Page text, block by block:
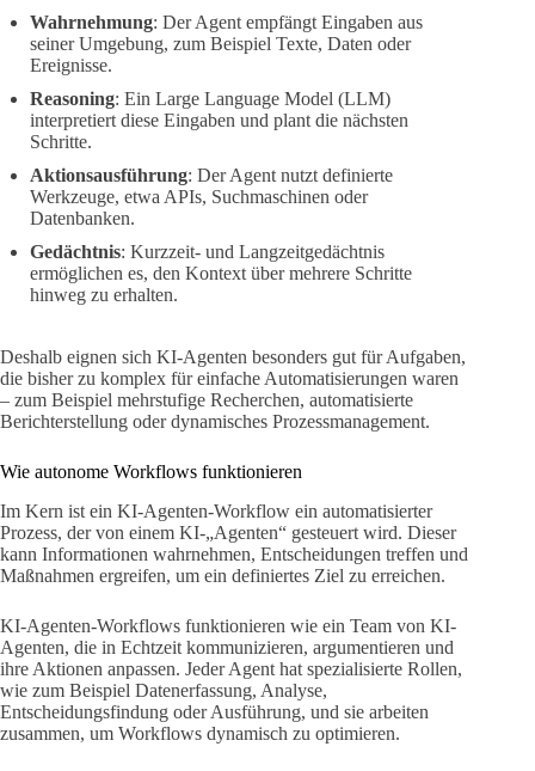
Wahrnehmung: Der Agent empfängt Eingaben aus
seiner Umgebung, zum Beispiel Texte, Daten oder
Ereignisse.
Reasoning: Ein Large Language Model (LLM)
interpretiert diese Eingaben und plant die nächsten
Schritte.
Aktionsausführung: Der Agent nutzt definierte
Werkzeuge, etwa APIs, Suchmaschinen oder
Datenbanken.
Gedächtnis: Kurzzeit- und Langzeitgedächtnis
ermöglichen es, den Kontext über mehrere Schritte
hinweg zu erhalten.
Deshalb eignen sich KI-Agenten besonders gut für Aufgaben,
die bisher zu komplex für einfache Automatisierungen waren
– zum Beispiel mehrstufige Recherchen, automatisierte
Berichterstellung oder dynamisches Prozessmanagement.
Wie autonome Workflows funktionieren
Im Kern ist ein KI-Agenten-Workflow ein automatisierter
Prozess, der von einem KI-„Agenten“ gesteuert wird. Dieser
kann Informationen wahrnehmen, Entscheidungen treffen und
Maßnahmen ergreifen, um ein definiertes Ziel zu erreichen.
KI-Agenten-Workflows funktionieren wie ein Team von KI-
Agenten, die in Echtzeit kommunizieren, argumentieren und
ihre Aktionen anpassen. Jeder Agent hat spezialisierte Rollen,
wie zum Beispiel Datenerfassung, Analyse,
Entscheidungsfindung oder Ausführung, und sie arbeiten
zusammen, um Workflows dynamisch zu optimieren.